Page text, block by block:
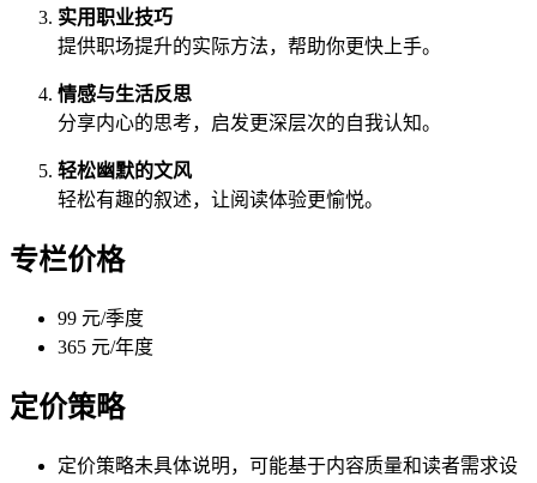
实用职业技巧
提供职场提升的实际方法，帮助你更快上手。
情感与生活反思
分享内心的思考，启发更深层次的自我认知。
轻松幽默的文风
轻松有趣的叙述，让阅读体验更愉悦。
专栏价格
99 元/季度
365 元/年度
定价策略
定价策略未具体说明，可能基于内容质量和读者需求设